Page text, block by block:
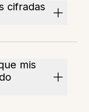
cifradas
mis